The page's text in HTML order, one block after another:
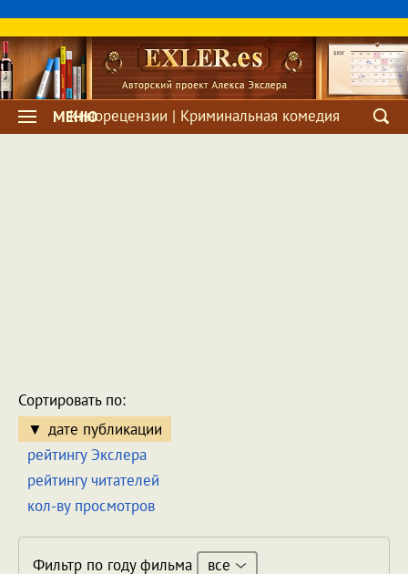
МЕНЮ
Кинорецензии | Криминальная комедия
Сортировать по:
дате публикации
рейтингу Экслера
рейтингу читателей
кол-ву просмотров
Фильтр по году фильма
все